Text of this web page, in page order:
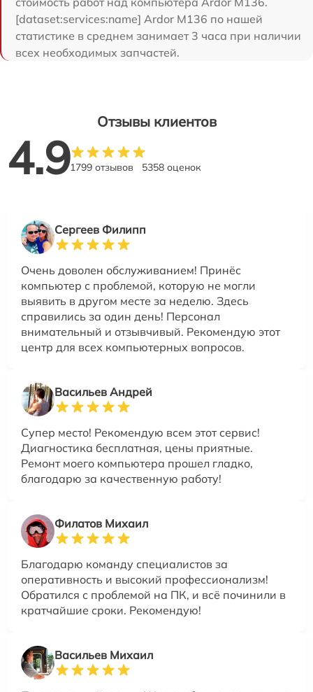
[dataset:services:name] Ardor M136 по нашей
статистике в среднем занимает 3 часа при наличии
всех необходимых запчастей.
Отзывы клиентов
4.91799 отзывов 5358 оценок
Сергеев Филипп
Очень доволен обслуживанием! Принёс
компьютер с проблемой, которую не могли
выявить в другом месте за неделю. Здесь
справились за один день! Персонал
внимательный и отзывчивый. Рекомендую этот
центр для всех компьютерных вопросов.
Васильев Андрей
Супер место! Рекомендую всем этот сервис!
Диагностика бесплатная, цены приятные.
Ремонт моего компьютера прошел гладко,
благодарю за качественную работу!
Филатов Михаил
Благодарю команду специалистов за
оперативность и высокий профессионализм!
Обратился с проблемой на ПК, и всё починили в
кратчайшие сроки. Рекомендую!
Васильев Михаил